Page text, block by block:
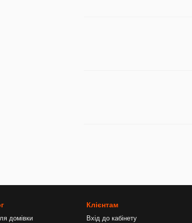
домівки
Клієнтам
Вхід до кабінету